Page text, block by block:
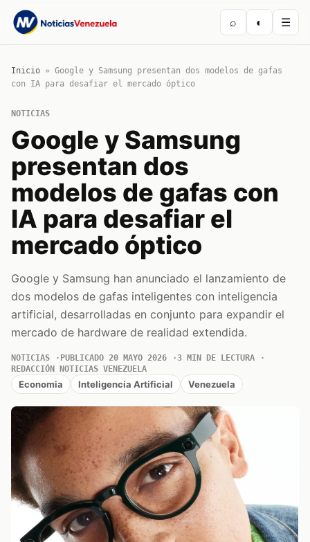
⌕ ◐ ☰
Inicio » Google y Samsung presentan dos modelos de gafas
con IA para desafiar el mercado óptico
NOTICIAS
Google y Samsung
presentan dos
modelos de gafas con
IA para desafiar el
mercado óptico
Google y Samsung han anunciado el lanzamiento de
dos modelos de gafas inteligentes con inteligencia
artificial, desarrolladas en conjunto para expandir el
mercado de hardware de realidad extendida.
NOTICIAS PUBLICADO 20 MAYO 2026
3 MIN DE LECTURA
REDACCIÓN NOTICIAS VENEZUELA
Economia Inteligencia Artificial Venezuela